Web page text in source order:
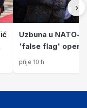
Uzbuna u NATO-
'false flag'
prije 10 h
›